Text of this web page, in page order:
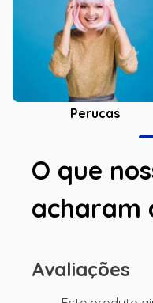
Perucas
O que
acharam
Avaliações